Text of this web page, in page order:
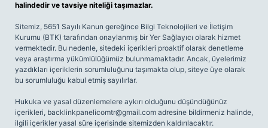
halindedir ve tavsiye niteliği taşımazlar.
Sitemiz, 5651 Sayılı Kanun gereğince Bilgi Teknolojileri ve İletişim
Kurumu (BTK) tarafından onaylanmış bir Yer Sağlayıcı olarak hizmet
vermektedir. Bu nedenle, sitedeki içerikleri proaktif olarak denetleme
veya araştırma yükümlülüğümüz bulunmamaktadır. Ancak, üyelerimiz
yazdıkları içeriklerin sorumluluğunu taşımakta olup, siteye üye olarak
bu sorumluluğu kabul etmiş sayılırlar.
Hukuka ve yasal düzenlemelere aykırı olduğunu düşündüğünüz
içerikleri, backlinkpanelicomtr@gmail.com adresine bildirmeniz halinde,
ilgili içerikler yasal süre içerisinde sitemizden kaldırılacaktır.